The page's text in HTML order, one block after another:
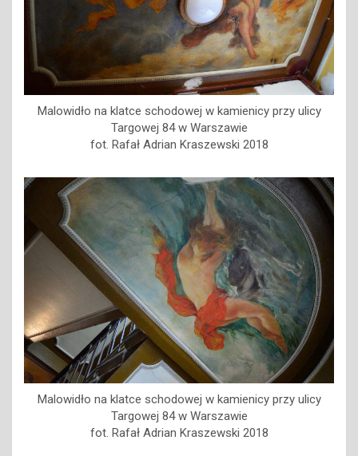
Malowidło na klatce schodowej w kamienicy przy ulicy
Targowej 84 w Warszawie
fot. Rafał Adrian Kraszewski 2018
Malowidło na klatce schodowej w kamienicy przy ulicy
Targowej 84 w Warszawie
fot. Rafał Adrian Kraszewski 2018